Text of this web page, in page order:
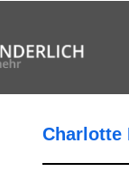
Charlotte